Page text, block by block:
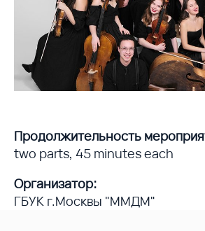
Продолжительность
two parts, 45 minutes each
Организатор:
ГБУК г.Москвы "ММДМ"